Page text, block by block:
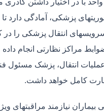
واحد با در اختیار داشتن
پزشکی، آمادگی دارد
انتقال پزشکی را در
مراکز نظارتی انجام داده
عملیات انتقال، پزشک مسئول
کامل خواهد داشت.
بیماران نیازمند مراقبتهای